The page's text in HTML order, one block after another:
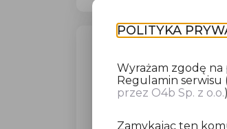
Dla wybranego
POLITYKA
Wyrażam zgodę
Regulamin serwisu
przez O4b Sp. z o.o.
Zamykając ten